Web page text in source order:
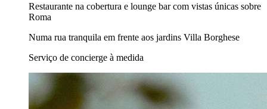
Restaurante na cobertura e lounge bar com vistas únicas sobre
Roma
Numa rua tranquila em frente aos jardins Villa Borghese
Serviço de concierge à medida